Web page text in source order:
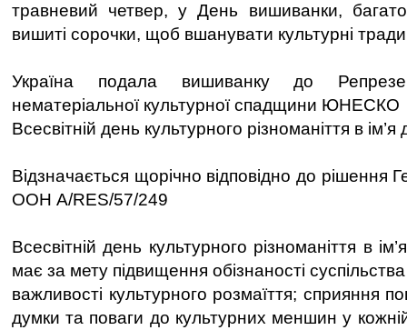
травневий четвер, у День вишиванки, багато
вишиті сорочки, щоб вшанувати культурні
Україна подала вишиванку до
нематеріальної культурної спадщини ЮНЕСКО
Всесвітній день культурного різноманіття в ім’я
Відзначається щорічно відповідно до рішення
ООН A/RES/57/249
Всесвітній день культурного різноманіття в
має за мету підвищення обізнаності
важливості культурного розмаїття; сприяння
думки та поваги до культурних меншин у